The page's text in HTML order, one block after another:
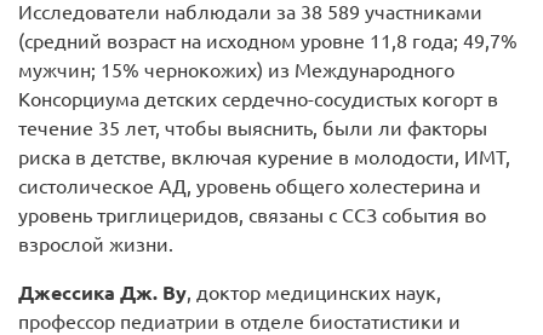
Исследователи наблюдали за 38 589 участниками
(средний возраст на исходном уровне 11,8 года; 49,7%
мужчин; 15% чернокожих) из Международного
Консорциума детских сердечно-сосудистых когорт в
течение 35 лет, чтобы выяснить, были ли факторы
риска в детстве, включая курение в молодости, ИМТ,
систолическое АД, уровень общего холестерина и
уровень триглицеридов, связаны с ССЗ события во
взрослой жизни.
Джессика Дж. Ву, доктор медицинских наук,
профессор педиатрии в отделе биостатистики и